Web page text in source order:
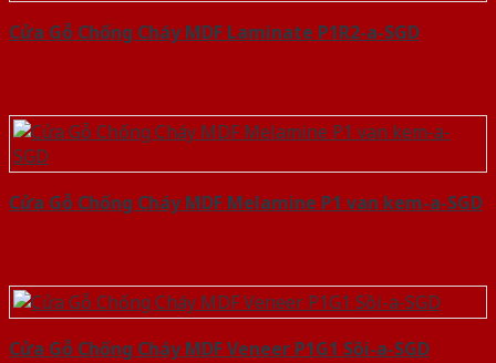
Cửa Gỗ Chống Cháy MDF Laminate P1R2-a-SGD
Cửa Gỗ Chống Cháy MDF Melamine P1 van kem-a-SGD
Cửa Gỗ Chống Cháy MDF Veneer P1G1 Sồi-a-SGD